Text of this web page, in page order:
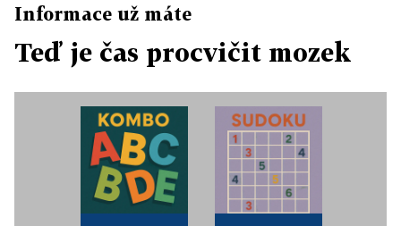
Informace už máte
Teď je čas procvičit mozek